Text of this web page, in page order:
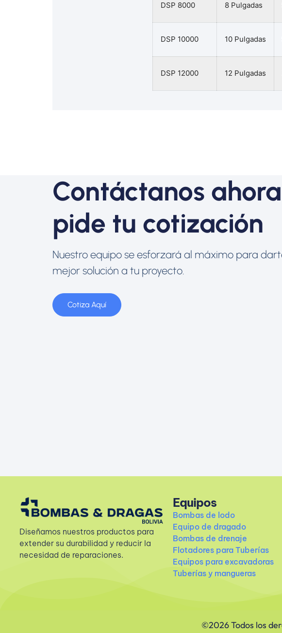
DSP 8000 8 Pulgadas
DSP 10000 10 Pulgadas
DSP 12000 12 Pulgadas
Contáctanos
pide tu cotización
Nuestro equipo se esforzará al máximo para
mejor solución a tu proyecto.
Cotiza Aquí
Diseñamos nuestros productos para
extender su durabilidad y reducir la
necesidad de reparaciones.
Equipos
Bombas de lodo
Equipo de dragado
Bombas de drenaje
Flotadores para Tuberías
Equipos para excavadoras
Tuberías y mangueras
©2026 Todos los